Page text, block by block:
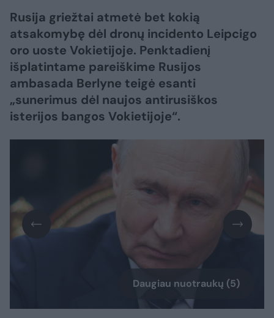
Rusija griežtai atmetė bet kokią
atsakomybę dėl dronų incidento Leipcigo
oro uoste Vokietijoje. Penktadienį
išplatintame pareiškime Rusijos
ambasada Berlyne teigė esanti
„sunerimus dėl naujos antirusiškos
isterijos bangos Vokietijoje“.
Daugiau nuotraukų (5)